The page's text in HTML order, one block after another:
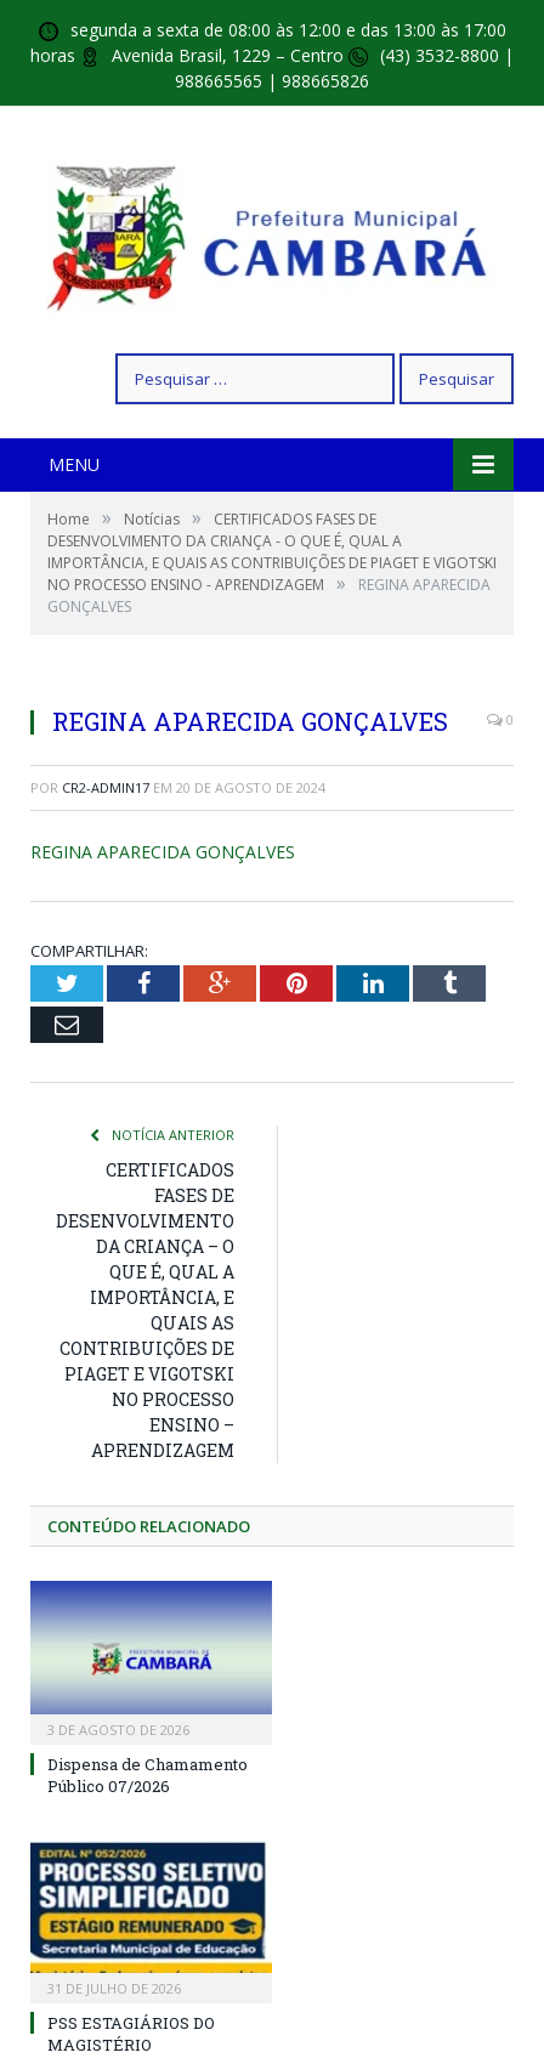
segunda a sexta de 08:00 às 12:00 e das 13:00 às 17:00
horas
Avenida Brasil, 1229 – Centro
(43) 3532-8800 |
988665565 | 988665826
por:
MENU
Home » Notícias »
CERTIFICADOS FASES DE
DESENVOLVIMENTO DA CRIANÇA - O QUE É, QUAL A
IMPORTÂNCIA, E QUAIS AS CONTRIBUIÇÕES DE PIAGET E VIGOTSKI
NO PROCESSO ENSINO - APRENDIZAGEM
»
REGINA APARECIDA
GONÇALVES
REGINA APARECIDA GONÇALVES 0
POR CR2-ADMIN17 EM 20 DE AGOSTO DE 2024
REGINA APARECIDA GONÇALVES
COMPARTILHAR:
TwitterFacebookGoogle+PinterestLinkedInTumblr
Email
NOTÍCIA ANTERIOR
CERTIFICADOS
FASES DE
DESENVOLVIMENTO
DA CRIANÇA – O
QUE É, QUAL A
IMPORTÂNCIA, E
QUAIS AS
CONTRIBUIÇÕES DE
PIAGET E VIGOTSKI
NO PROCESSO
ENSINO –
APRENDIZAGEM
CONTEÚDO RELACIONADO
3 DE AGOSTO DE 2026
Dispensa de Chamamento
Público 07/2026
31 DE JULHO DE 2026
PSS ESTAGIÁRIOS DO
MAGISTÉRIO